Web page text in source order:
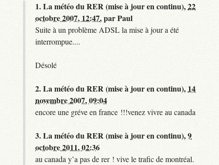
1.La météo du RER (mise à jour en continu),22
octobre 2007, 12:47,parPaul
Suite à un problème ADSL la mise à jour a été
interrompue....
Désolé
2.La météo du RER (mise à jour en continu), 14
novembre 2007, 09:04
encore une gréve en france !!!venez vivre au canada
3.La météo du RER (mise à jour en continu),9
octobre 2011, 02:36
au canada y’a pas de rer ! vive le trafic de montréal.